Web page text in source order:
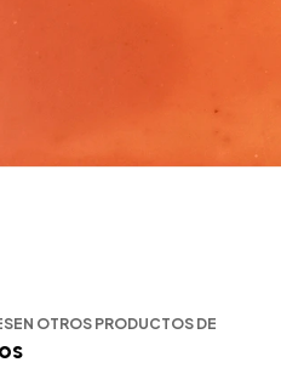
OTROS PRODUCTOS DE